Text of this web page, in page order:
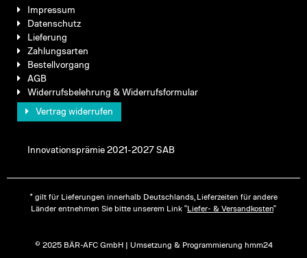
Impressum
Datenschutz
Lieferung
Zahlungsarten
Bestellvorgang
AGB
Widerrufsbelehrung & Widerrufsformular
Vertrag widerrufen
Innovationsprämie 2021-2027 SAB
* gilt für Lieferungen innerhalb Deutschlands, Lieferzeiten für andere
Länder entnehmen Sie bitte unserem Link "Liefer- & Versandkosten"
© 2025 BÄR-AFC GmbH | Umsetzung & Programmierung hmm24